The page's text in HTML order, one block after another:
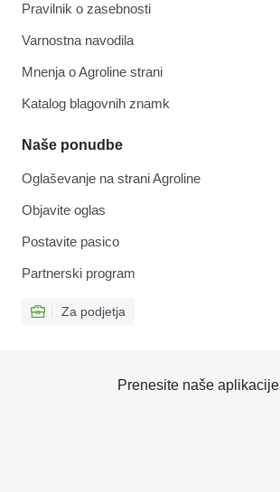
Pravilnik o zasebnosti
Varnostna navodila
Mnenja o Agroline strani
Katalog blagovnih znamk
Naše ponudbe
Oglaševanje na strani Agroline
Objavite oglas
Postavite pasico
Partnerski program
Za podjetja
Prenesite naše aplikacije